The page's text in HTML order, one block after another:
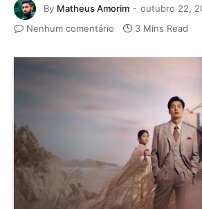
By Matheus Amorim
outubro 22,
Nenhum comentário
3 Mins Read